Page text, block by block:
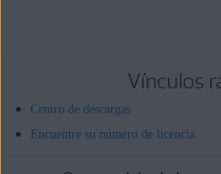
Vínculos
Centro de descargas
Encuentre su número de licencia